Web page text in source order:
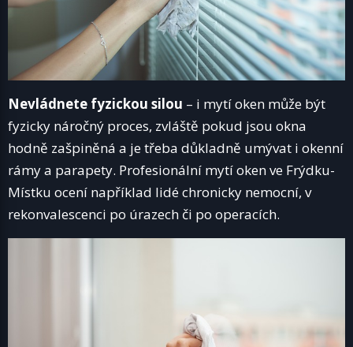
Nevládnete fyzickou silou – i mytí oken může být
fyzicky náročný proces, zvláště pokud jsou okna
hodně zašpiněná a je třeba důkladně umývat i okenní
rámy a parapety. Profesionální mytí oken ve Frýdku-
Místku ocení například lidé chronicky nemocní, v
rekonvalescenci po úrazech či po operacích.